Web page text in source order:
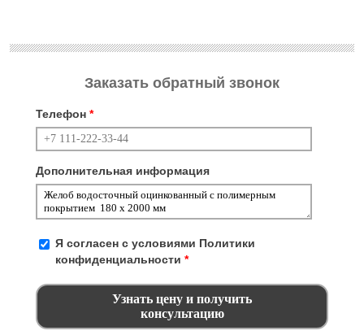
Заказать обратный звонок
Телефон *
Дополнительная информация
Я согласен с условиями Политики
конфиденциальности *